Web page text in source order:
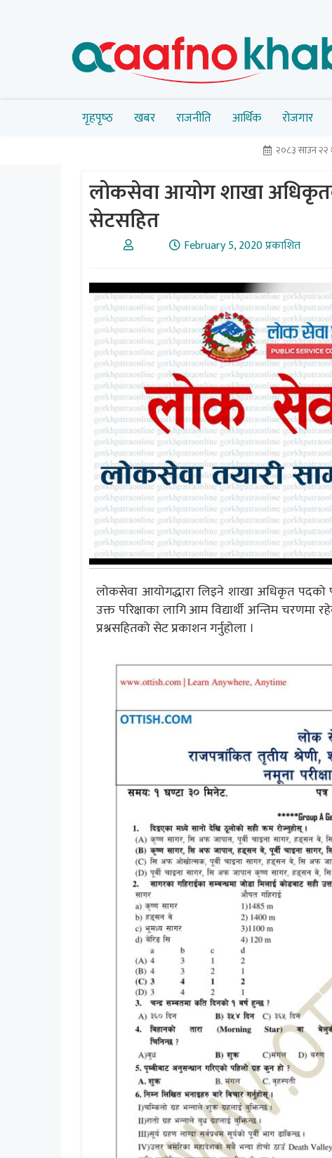
गृहपृष्‍ठ खबर राजनीति आर्थिक रोजगार
२०८३ साउन २२
लोकसेवा आयोग शाखा
सेटसहित
February 5, 2020 प्रकाशित
लोकसेवा आयोगद्धारा लिइने शाखा अधिकृत पदको
उक्त परिक्षाका लागि आम विद्यार्थी अन्तिम चरणमा
प्रश्नसहितको सेट प्रकाशन गर्नुहोला ।